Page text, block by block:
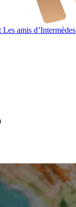
Les amis d’Intermèdes